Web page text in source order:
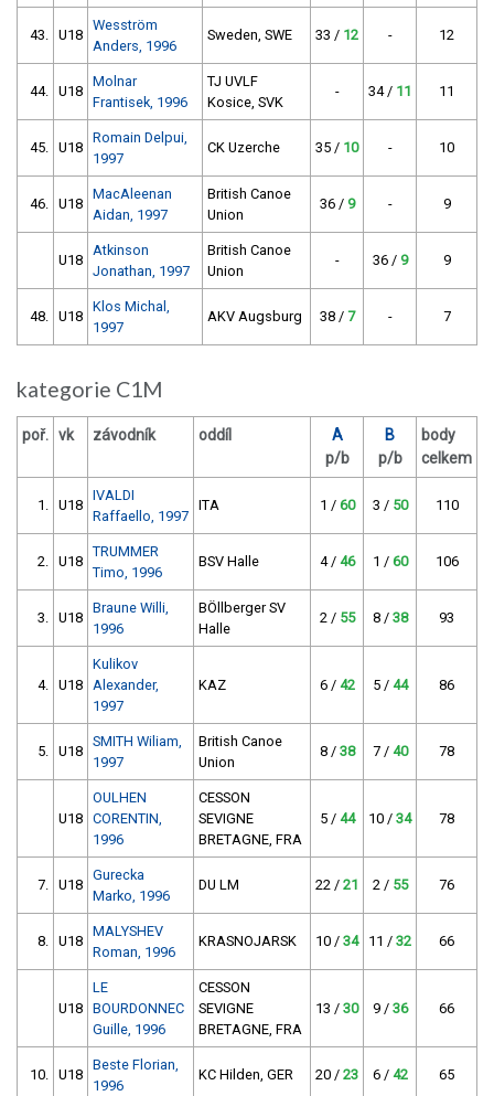
43. U18
Wesström
Anders, 1996
Sweden, SWE 33 / 12 - 12
44. U18
Molnar
Frantisek, 1996
TJ UVLF
Kosice, SVK
- 34 / 11 11
45. U18
Romain Delpui,
1997
CK Uzerche 35 / 10 - 10
46. U18
MacAleenan
Aidan, 1997
British Canoe
Union
36 / 9 - 9
U18
Atkinson
Jonathan, 1997
British Canoe
Union
- 36 / 9 9
48. U18
Klos Michal,
1997
AKV Augsburg 38 / 7 - 7
kategorie C1M
poř. vk závodník oddíl
A
p/b
B
p/b
body
celkem
1. U18
IVALDI
Raffaello, 1997
ITA 1 / 60 3 / 50 110
2. U18
TRUMMER
Timo, 1996
BSV Halle 4 / 46 1 / 60 106
3. U18
Braune Willi,
1996
BÖllberger SV
Halle
2 / 55 8 / 38 93
4. U18
Kulikov
Alexander,
1997
KAZ 6 / 42 5 / 44 86
5. U18
SMITH Wiliam,
1997
British Canoe
Union
8 / 38 7 / 40 78
U18
OULHEN
CORENTIN,
1996
CESSON
SEVIGNE
BRETAGNE, FRA
5 / 44 10 / 34 78
7. U18
Gurecka
Marko, 1996
DU LM 22 / 21 2 / 55 76
8. U18
MALYSHEV
Roman, 1996
KRASNOJARSK 10 / 34 11 / 32 66
U18
LE
BOURDONNEC
Guille, 1996
CESSON
SEVIGNE
BRETAGNE, FRA
13 / 30 9 / 36 66
10. U18
Beste Florian,
1996
KC Hilden, GER 20 / 23 6 / 42 65